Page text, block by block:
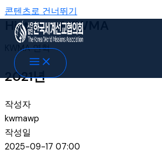
콘텐츠로 건너뛰기
History of KWMA
KWMA 연혁
2021년
작성자
kwmawp
작성일
2025-09-17 07:00